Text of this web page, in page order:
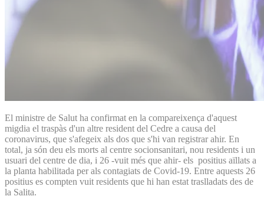
El ministre de Salut ha confirmat en la compareixença d'aquest
migdia el traspàs d'un altre resident del Cedre a causa del
coronavirus, que s'afegeix als dos que s'hi van registrar ahir. En
total, ja són deu els morts al centre socionsanitari, nou residents i un
usuari del centre de dia, i 26 -vuit més que ahir- els positius aïllats a
la planta habilitada per als contagiats de Covid-19. Entre aquests 26
positius es compten vuit residents que hi han estat traslladats des de
la Salita.